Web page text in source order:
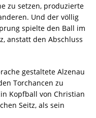
zu setzen, produzierte
Und der völlig
spielte den Ball im
anstatt den Abschluss
gestaltete Alzenau
Torchancen zu
Kopfball von Christian
Seitz, als sein